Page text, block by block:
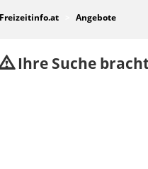
Freizeitinfo.at Angebote
Ihre Suche